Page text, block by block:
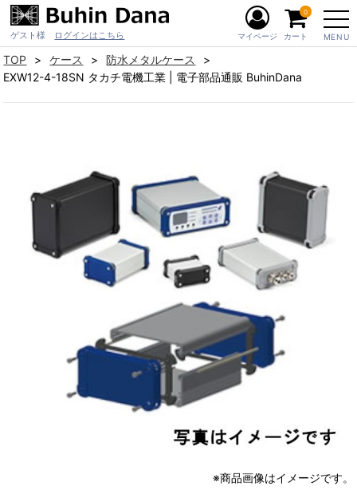
ゲスト様 ログインはこちら MENU
マイページ カート
0
TOP ケース
防水メタルケース
EXW12-4-18SN タカチ電機工業 | 電子部品通販 BuhinDana
※商品画像はイメージです。